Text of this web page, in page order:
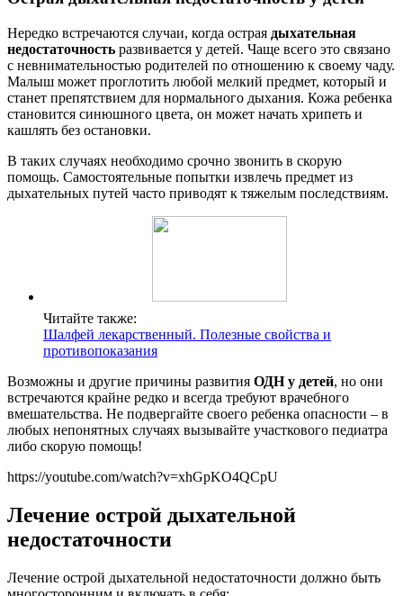
Нередко встречаются случаи, когда острая дыхательная
недостаточность развивается у детей. Чаще всего это связано
с невнимательностью родителей по отношению к своему чаду.
Малыш может проглотить любой мелкий предмет, который и
станет препятствием для нормального дыхания. Кожа ребенка
становится синюшного цвета, он может начать хрипеть и
кашлять без остановки.
В таких случаях необходимо срочно звонить в скорую
помощь. Самостоятельные попытки извлечь предмет из
дыхательных путей часто приводят к тяжелым последствиям.
Читайте также:
Шалфей лекарственный. Полезные свойства и
противопоказания
Возможны и другие причины развития ОДН у детей, но они
встречаются крайне редко и всегда требуют врачебного
вмешательства. Не подвергайте своего ребенка опасности – в
любых непонятных случаях вызывайте участкового педиатра
либо скорую помощь!
https://youtube.com/watch?v=xhGpKO4QCpU
Лечение острой дыхательной
недостаточности
Лечение острой дыхательной недостаточности должно быть